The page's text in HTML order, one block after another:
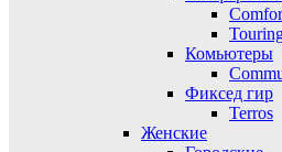
Комьютеры
Фиксед гир
Terros
Женские